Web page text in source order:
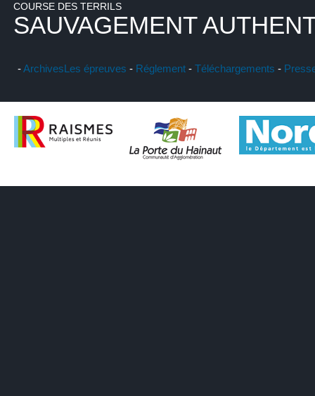
COURSE DES TERRILS
SAUVAGEMENT
-ArchivesLes épreuves - Réglement - Téléchargements -